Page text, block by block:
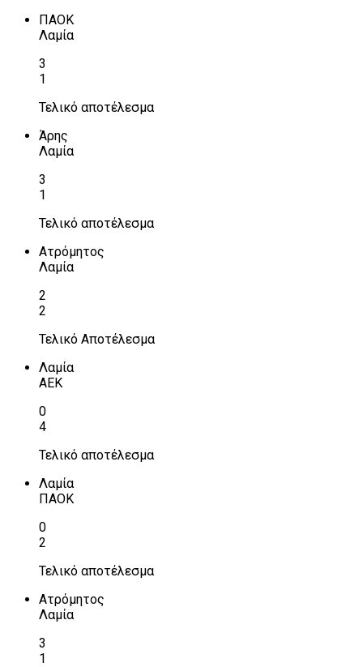
ΠΑΟΚ
Λαμία
3
1
Τελικό αποτέλεσμα
Άρης
Λαμία
3
1
Τελικό αποτέλεσμα
Ατρόμητος
Λαμία
2
2
Τελικό Αποτέλεσμα
Λαμία
ΑΕΚ
0
4
Τελικό αποτέλεσμα
Λαμία
ΠΑΟΚ
0
2
Τελικό αποτέλεσμα
Ατρόμητος
Λαμία
3
1